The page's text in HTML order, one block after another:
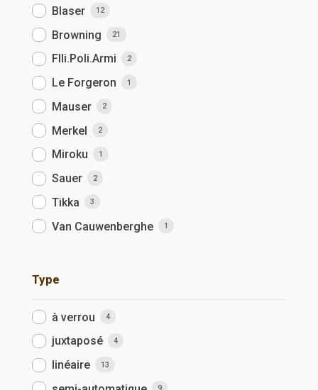
Blaser 12
Browning 21
Flli.Poli.Armi 2
Le Forgeron 1
Mauser 2
Merkel 2
Miroku 1
Sauer 2
Tikka 3
Van Cauwenberghe 1
Type
à verrou 4
juxtaposé 4
linéaire 13